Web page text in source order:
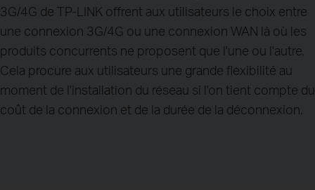
3G/4G de TP-LINK offrent aux utilisateurs le choix entre
une connexion 3G/4G ou une connexion WAN là où les
produits concurrents ne proposent que l'une ou l'autre.
Cela procure aux utilisateurs une grande flexibilité au
moment de l'installation du réseau si l'on tient compte du
coût de la connexion et de la durée de la déconnexion.